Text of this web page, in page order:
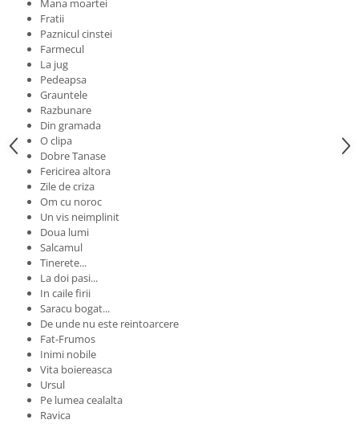
Mana moartei
Fratii
Paznicul cinstei
Farmecul
La jug
Pedeapsa
Grauntele
Razbunare
Din gramada
O clipa
Dobre Tanase
Fericirea altora
Zile de criza
Om cu noroc
Un vis neimplinit
Doua lumi
Salcamul
Tinerete...
La doi pasi...
In caile firii
Saracu bogat...
De unde nu este reintoarcere
Fat-Frumos
Inimi nobile
Vita boiereasca
Ursul
Pe lumea cealalta
Ravica